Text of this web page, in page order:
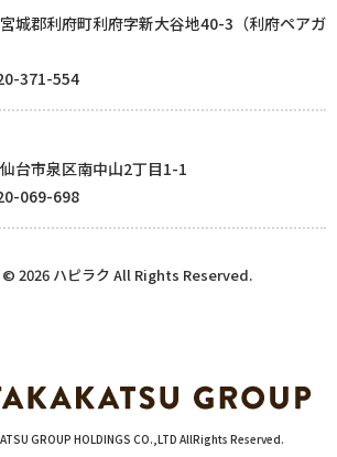
城郡利府町利府字新大谷地40-3（利府ペアガ
371-554
台市泉区南中山2丁目1-1
069-698
2026 ハピラク All Rights Reserved.
GROUP HOLDINGS CO.,LTD AllRights Reserved.